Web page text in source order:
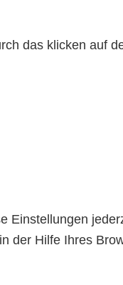
das klicken auf
der Hilfe Ihres